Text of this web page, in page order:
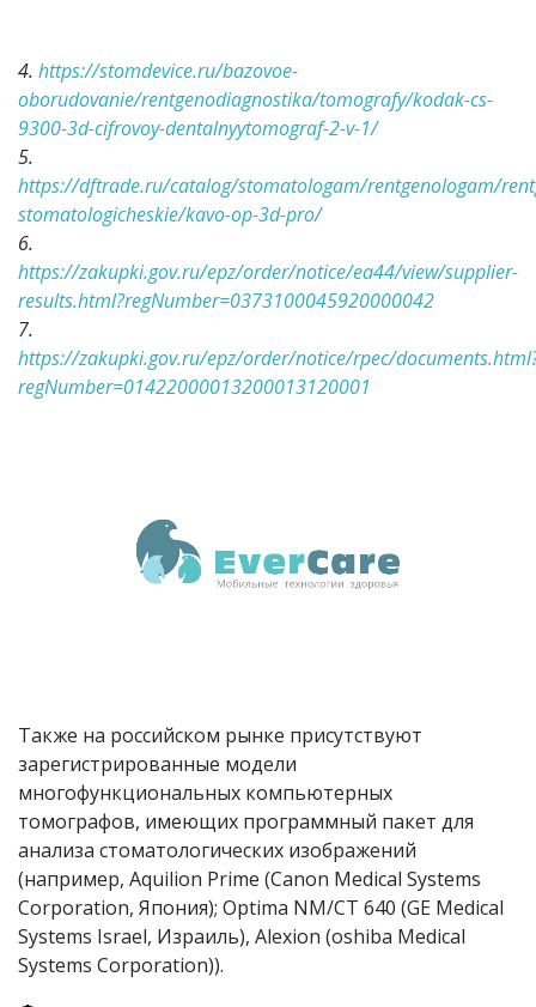
4. https://stomdevice.ru/bazovoe-
oborudovanie/rentgenodiagnostika/tomografy/kodak-cs-
9300-3d-cifrovoy-dentalnyytomograf-2-v-1/
5.
https://dftrade.ru/catalog/stomatologam/rentgenologam/
stomatologicheskie/kavo-op-3d-pro/
6.
https://zakupki.gov.ru/epz/order/notice/ea44/view/supplier-
results.html?regNumber=0373100045920000042
7.
https://zakupki.gov.ru/epz/order/notice/rpec/
regNumber=01422000013200013120001
Также на российском рынке присутствуют
зарегистрированные модели
многофункциональных компьютерных
томографов, имеющих программный пакет для
анализа стоматологических изображений
(например, Aquilion Prime (Сanon Medical Systems
Corporation, Япония); Optima NM/CT 640 (GE Medical
Systems Israel, Израиль), Alexion (oshiba Medical
Systems Corporation)).